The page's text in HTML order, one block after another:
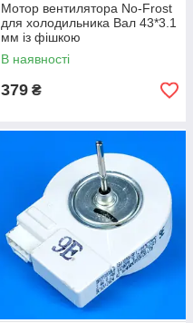
Мотор вентилятора No-Frost
для холодильника Вал 43*3.1
мм із фішкою
В наявності
379 ₴